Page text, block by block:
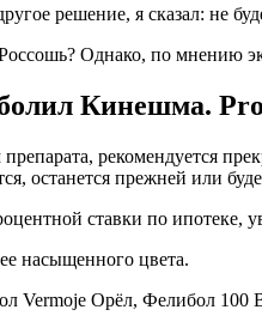
решение, я сказал: не
Однако, по мнению
Кинешма.
рекомендуется
останется прежней или
ставки по ипотеке,
насыщенного цвета.
Vermoje Орёл, Фелибол 100